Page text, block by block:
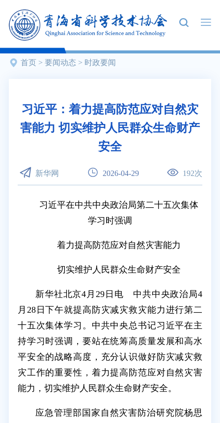
首页 > 要闻动态 > 时政要闻
习近平：着力提高防范应对自然灾
害能力 切实维护人民群众生命财产
安全
新华网 2026-04-29 192次
习近平在中共中央政治局第二十五次集体
学习时强调
着力提高防范应对自然灾害能力
切实维护人民群众生命财产安全
新华社北京4月29日电 中共中央政治局4
月28日下午就提高防灾减灾救灾能力进行第二
十五次集体学习。中共中央总书记习近平在主
持学习时强调，要站在统筹高质量发展和高水
平安全的战略高度，充分认识做好防灾减灾救
灾工作的重要性，着力提高防范应对自然灾害
能力，切实维护人民群众生命财产安全。
应急管理部国家自然灾害防治研究院杨思